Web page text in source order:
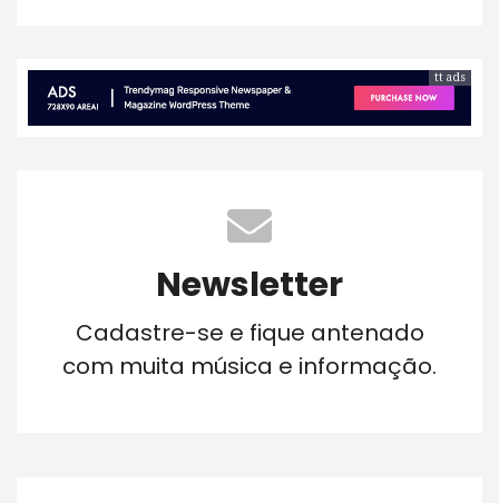
tt ads
Newsletter
Cadastre-se e fique antenado
com muita música e informação.